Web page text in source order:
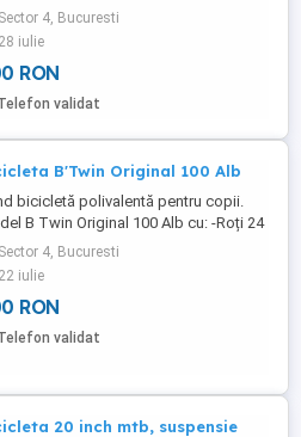
Sector 4, Bucuresti
28 iulie
RON
validat
B'Twin Original 100 Alb
bicicletă polivalentă pentru copii.
B Twin Original 100 Alb cu: -Roți 24
-Cadru din oțel -6 viteze (schimbător
tip manetă rotativă, foarte ușor
de copii) -Frâne V-Brake în stare
-Achiziționată din Decathlon Model
confortabil și ușor de manevrat,
Sector 4, Bucuresti
22 iulie
RON
validat
20 inch mtb, suspensie